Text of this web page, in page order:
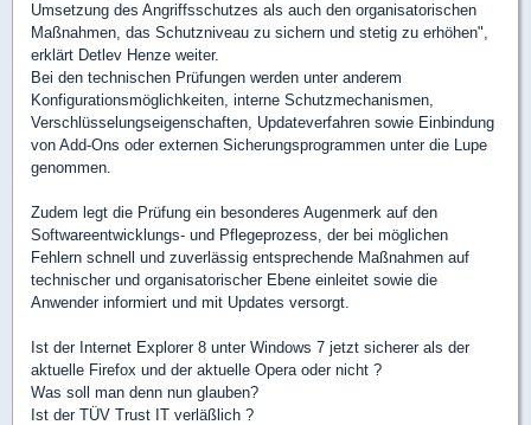
Umsetzung des Angriffsschutzes als auch den organisatorischen
Maßnahmen, das Schutzniveau zu sichern und stetig zu erhöhen",
erklärt Detlev Henze weiter.
Bei den technischen Prüfungen werden unter anderem
Konfigurationsmöglichkeiten, interne Schutzmechanismen,
Verschlüsselungseigenschaften, Updateverfahren sowie Einbindung
von Add-Ons oder externen Sicherungsprogrammen unter die Lupe
genommen.
Zudem legt die Prüfung ein besonderes Augenmerk auf den
Softwareentwicklungs- und Pflegeprozess, der bei möglichen
Fehlern schnell und zuverlässig entsprechende Maßnahmen auf
technischer und organisatorischer Ebene einleitet sowie die
Anwender informiert und mit Updates versorgt.
Ist der Internet Explorer 8 unter Windows 7 jetzt sicherer als der
aktuelle Firefox und der aktuelle Opera oder nicht ?
Was soll man denn nun glauben?
Ist der TÜV Trust IT verläßlich ?